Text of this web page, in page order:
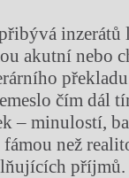
inzerátů
akutní nebo
čím dál
– minulostí,
než
příjmů.